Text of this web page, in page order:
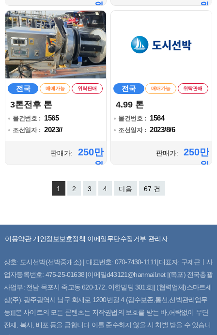
원
원
전국 매매가능 위탁판매
3톤전후 톤
물건번호 : 1565
조선일자 : 2023//
판매가:
250만
원
전국 매매가능 위탁판매
4.99 톤
물건번호 : 1564
조선일자 : 2023/8/6
판매가:
250만
원
1 2 3 4 다음 67 건
이용약관 개인정보보호정책 이메일무단수집거부 관리자
상호: 도시선박(선박중개소) | 대표번호: 070-7430-1111|대표자: 구제근ㅣ사
업자등록번호: 475-25-01638 |이메일d43121@hanmail.net |(목포) 전국총괄
사업부: 전남 목포시 죽교동 620-172. 이한빌딩 301호|| (협력업체)스마트세
상(주): 광주광역시 남구 회재로 1200번길 4 (감수보존,통선,선박관리업무
등)||본 사이트의 모든 콘텐츠는 저작권법의 보호를 받는 바,허락없이 무단
전재, 복사, 배포 등을 금합니다.이를 준수하지 않을 시 처벌 받을 수 있습니